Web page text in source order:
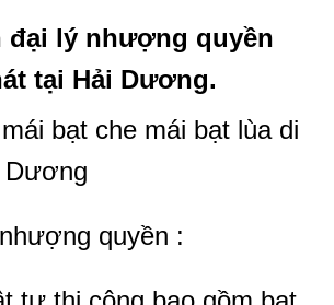
đại lý nhượng quyền
tại Hải Dương.
bạt che mái bạt lùa di
Dương
quyền :